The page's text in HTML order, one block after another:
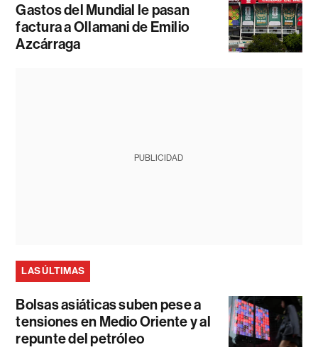
Gastos del Mundial le pasan
factura a Ollamani de Emilio
Azcárraga
PUBLICIDAD
LAS ÚLTIMAS
Bolsas asiáticas suben pese a
tensiones en Medio Oriente y al
repunte del petróleo